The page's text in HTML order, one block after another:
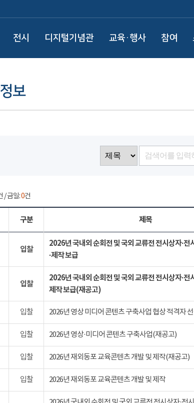
전시 디지털기념관 교육·행사 참여
보
/ 금일:0건
구분 제목
입찰
2026년 국내외 순회전 및 국외 교류전 전시상자·전
·제작 보급
입찰
2026년 국내외 순회전 및 국외 교류전 전시상자·전
제작 보급(재공고)
입찰 2026년 영상 미디어 콘텐츠 구축사업 협상 적격자
입찰 2026년 영상·미디어 콘텐츠 구축사업(재공고)
입찰 2026년 재외동포 교육콘텐츠 개발 및 제작(재공고)
입찰 2026년 재외동포 교육콘텐츠 개발 및 제작